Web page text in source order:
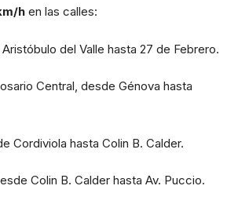
h en las calles:
del Valle hasta 27 de Febrero.
Central, desde Génova hasta
Cordiviola hasta Colin B. Calder.
Colin B. Calder hasta Av. Puccio.